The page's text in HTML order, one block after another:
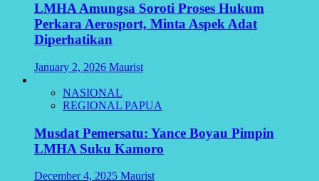
LMHA Amungsa Soroti Proses Hukum
Perkara Aerosport, Minta Aspek Adat
Diperhatikan
January 2, 2026 Maurist
NASIONAL
REGIONAL PAPUA
Musdat Pemersatu: Yance Boyau Pimpin
LMHA Suku Kamoro
December 4, 2025 Maurist